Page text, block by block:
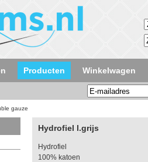
Producten Winkelwagen
gauze
Hydrofiel l.grijs
Hydrofiel
100% katoen